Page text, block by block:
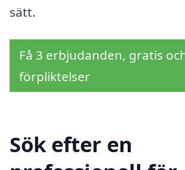
sätt.
Få 3 erbjudanden, gratis
förpliktelser
Sök efter en